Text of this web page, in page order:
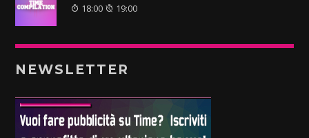
18:00 19:00
NEWSLETTER